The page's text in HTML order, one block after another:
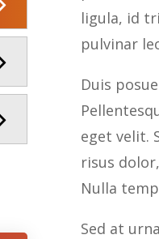
ligula, id
pulvinar
Duis
eget velit.
risus
Nulla
Sed at